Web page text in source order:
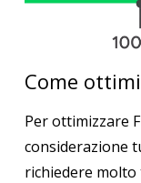
Come
Per ottimizzare
considerazione
richiedere